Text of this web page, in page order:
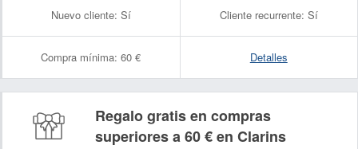
Nuevo cliente: Sí Cliente recurrente: Sí
Compra mínima: 60 € Detalles
Regalo gratis en compras
superiores a 60 € en Clarins